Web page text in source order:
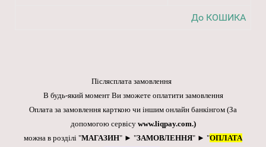
До КОШИКА
Післясплата замовлення
В будь-який момент Ви зможете оплатити замовлення
Оплата за замовлення карткою чи іншим онлайн банкінгом (За
допомогою сервісу www.liqpay.com.)
можна в розділі "МАГАЗИН" ► "ЗАМОВЛЕННЯ" ► "ОПЛАТА